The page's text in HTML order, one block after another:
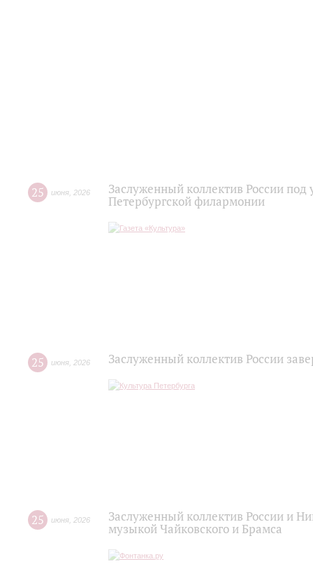
25 июня 2026
Заслуженный коллектив России
Петербургской филармонии
25 июня 2026 Заслуженный коллектив России
25 июня 2026
Заслуженный коллектив России и
музыкой Чайковского и Брамса